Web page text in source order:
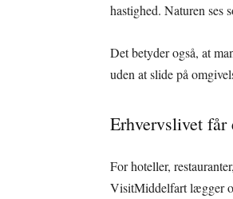
hastighed. Naturen ses
Det betyder også, at
uden at slide på
Erhvervslivet får
For hoteller,
VisitMiddelfart lægger